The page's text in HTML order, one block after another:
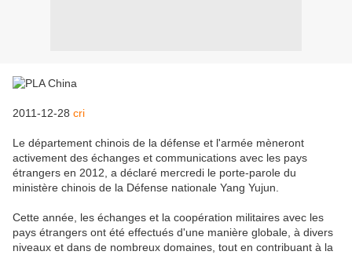
2011-12-28 cri
Le département chinois de la défense et l'armée mèneront
activement des échanges et communications avec les pays
étrangers en 2012, a déclaré mercredi le porte-parole du
ministère chinois de la Défense nationale Yang Yujun.
Cette année, les échanges et la coopération militaires avec les
pays étrangers ont été effectués d'une manière globale, à divers
niveaux et dans de nombreux domaines, tout en contribuant à la